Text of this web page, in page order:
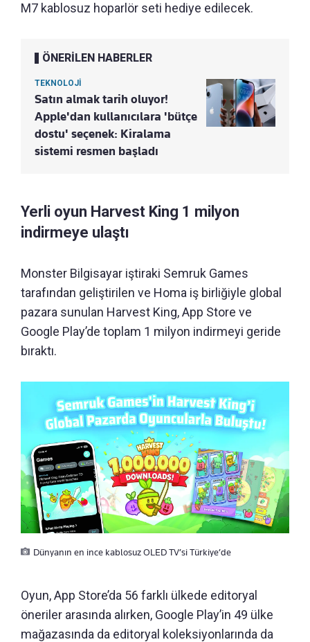
M7 kablosuz hoparlör seti hediye edilecek.
ÖNERİLEN HABERLER
TEKNOLOJİ
Satın almak tarih oluyor!
Apple'dan kullanıcılara 'bütçe
dostu' seçenek: Kiralama
sistemi resmen başladı
Yerli oyun Harvest King 1 milyon
indirmeye ulaştı
Monster Bilgisayar iştiraki Semruk Games
tarafından geliştirilen ve Homa iş birliğiyle global
pazara sunulan Harvest King, App Store ve
Google Play’de toplam 1 milyon indirmeyi geride
bıraktı.
Dünyanın en ince kablosuz OLED TV’si Türkiye’de
Oyun, App Store’da 56 farklı ülkede editoryal
öneriler arasında alırken, Google Play’in 49 ülke
mağazasında da editoryal koleksiyonlarında da